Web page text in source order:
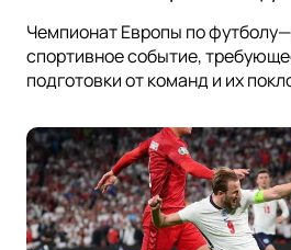
Чемпионат Европы по
спортивное событие,
подготовки от команд и их